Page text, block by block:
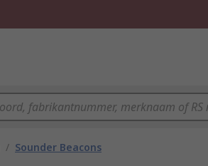
/ Sounder Beacons